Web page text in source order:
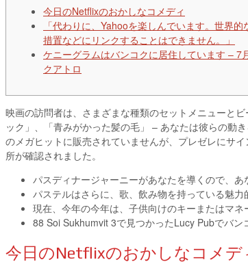
今日のNetflixのおかしなコメディ
「代わりに、Yahooを楽しんでいます。世界的
措置などにリンクすることはできません。」
ケニーグラムはバンコクに居住しています – 7
クアトロ
映画の訪問者は、さまざまな種類のセットメニューと
ック」、「青みがかった髪の毛」 – あなたは彼らの動
のメガヒットに販売されていませんが、プレゼレにサ
所が確認されました。
パスディナージャーニーがあなたを導くので、あ
パステルはさらに、歌、飲み物を持っている魅
現在、今年の今年は、子供向けのキーまたはマ
88 Soi Sukhumvit 3で見つかったLucy Pubでバン
今日のNetflixのおかしなコメデ